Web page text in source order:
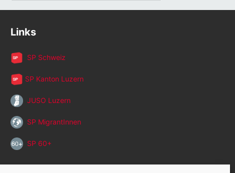
Links
SP Schweiz
SP Kanton Luzern
JUSO Luzern
SP MigrantInnen
SP 60+